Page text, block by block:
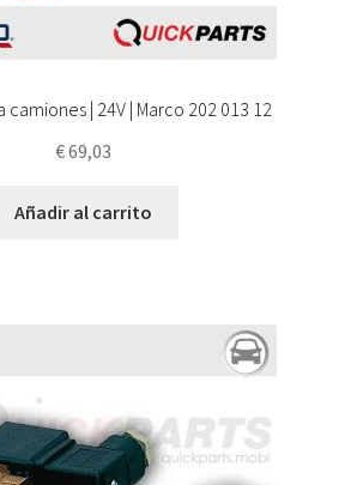
| 24V | Marco 202 013 12
€69,03
Añadir al carrito